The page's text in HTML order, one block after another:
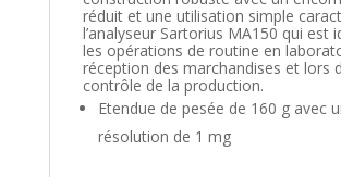
réduit et une utilisation simple
l’analyseur Sartorius MA150 qui est
les opérations de routine en
réception des marchandises et lors
contrôle de la production.
Etendue de pesée de 160 g avec
résolution de 1 mg